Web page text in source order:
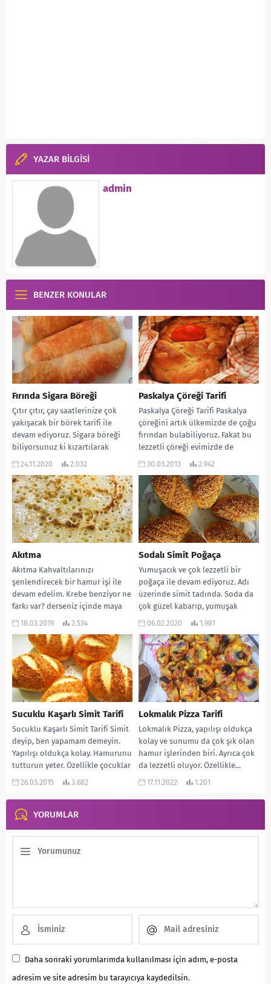
YAZAR BİLGİSİ
admin
BENZER KONULAR
Fırında Sigara Böreği
Çıtır çıtır, çay saatlerinize çok
yakışacak bir börek tarifi ile
devam ediyoruz. Sigara böreği
biliyorsunuz ki kızartılarak
yapılan bir börek....
24.11.2020 2.032
Paskalya Çöreği Tarifi
Paskalya Çöreği Tarifi Paskalya
çöreğini artık ülkemizde de çoğu
fırından bulabiliyoruz. Fakat bu
lezzetli çöreği evimizde de
yapmamız mümkün… Umarım...
30.03.2013 2.942
Akıtma
Akıtma Kahvaltılarınızı
şenlendirecek bir hamur işi ile
devam edelim. Krebe benziyor ne
farkı var? derseniz içinde maya
var ve bence...
18.03.2019 2.534
Sodalı Simit Poğaça
Yumuşacık ve çok lezzetli bir
poğaça ile devam ediyoruz. Adı
üzerinde simit tadında. Soda da
çok güzel kabarıp, yumuşak
olmasını...
06.02.2020 1.981
Sucuklu Kaşarlı Simit Tarifi
Sucuklu Kaşarlı Simit Tarifi Simit
deyip, ben yapamam demeyin.
Yapılışı oldukça kolay. Hamurunu
tutturun yeter. Özellikle çocuklar
bayılıyor. Dışarıdan alıp,...
26.03.2015 3.682
Lokmalık Pizza Tarifi
Lokmalık Pizza, yapılışı oldukça
kolay ve sunumu da çok şık olan
hamur işlerinden biri. Ayrıca çok
da lezzetli oluyor. Özellikle...
17.11.2022 1.201
YORUMLAR
Daha sonraki yorumlarımda kullanılması için adım, e-posta
adresim ve site adresim bu tarayıcıya kaydedilsin.